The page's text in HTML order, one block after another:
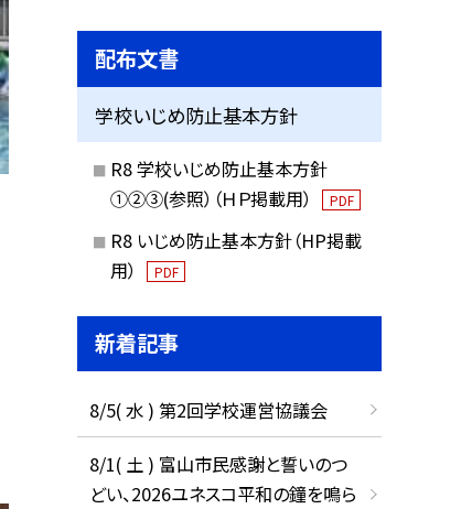
配布文書
学校いじめ防止基本方針
R8 学校いじめ防止基本方針
①②③(参照）（ＨＰ掲載用）
PDF
R8 いじめ防止基本方針（HP掲載
用）
PDF
新着記事
8/5( 水 ) 第2回学校運営協議会
8/1( 土 ) 富山市民感謝と誓いのつ
どい、2026ユネスコ平和の鐘を鳴ら